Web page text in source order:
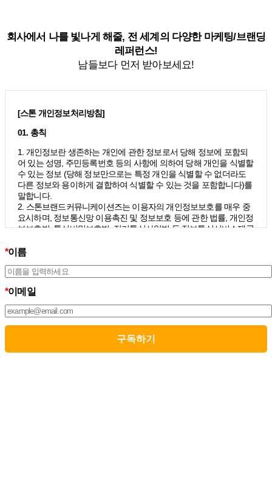
회사에서 나를 빛나게 해줄, 전 세계의 다양한 마케팅/브랜딩
레퍼런스!
남들보다 먼저 받아보세요!
[스톤 개인정보처리방침]
01. 총칙
1. 개인정보란 생존하는 개인에 관한 정보로서 당해 정보에 포함되
어 있는 성명, 주민등록번호 등의 사항에 의하여 당해 개인을 식별할
수 있는 정보 (당해 정보만으로는 특정 개인을 식별할 수 없더라도
다른 정보와 용이하게 결합하여 식별할 수 있는 것을 포함합니다)를
말합니다.
2. 스톤브랜드커뮤니케이션즈는 이용자의 개인정보보호를 매우 중
요시하며, 정보통신망 이용촉진 및 정보보호 등에 관한 법률, 개인정
보보호법, 통신비밀보호법, 전기통신사업법 등 정보통신서비스제공
개인정보처리방침을 통하여 이용자가 제공하는 개인정보가 어떠한
치가 취해지고 있는지 알려드립니다.
선을 위하여 개정하는데 필요한 절차를 정하고 있으며, 개인정보처
리방침을 회사의 필요와 사회적 변화에 맞게 변경할 수 있습니다. 그
리고 개인정보처리방침을 개정하는 경우 버전번호 등을 부여하여
개정된 사항을 이용자께서 쉽게 알아볼 수 있도록 하고 있습니다.
02. 수집하는 개인정보의 항목 및 수집방법
*이름
*이메일